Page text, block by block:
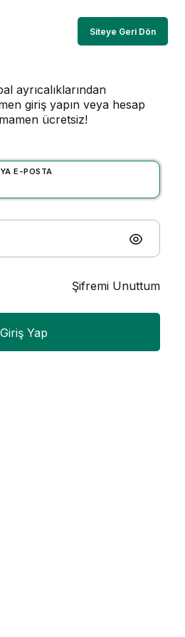
Siteye Geri Dön
ayrıcalıklarından
giriş yapın veya hesap
ücretsiz!
E-POSTA
Şifremi Unuttum
Giriş Yap